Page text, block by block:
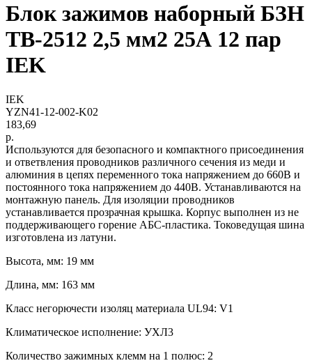
Блок зажимов наборный БЗН
ТВ-2512 2,5 мм2 25А 12 пар
IEK
IEK
YZN41-12-002-K02
183,69
р.
Используются для безопасного и компактного присоединения
и ответвления проводников различного сечения из меди и
алюминия в цепях переменного тока напряжением до 660В и
постоянного тока напряжением до 440В. Устанавливаются на
монтажную панель. Для изоляции проводников
устанавливается прозрачная крышка. Корпус выполнен из не
поддерживающего горение АБС-пластика. Токоведущая шина
изготовлена из латуни.
Высота, мм: 19 мм
Длина, мм: 163 мм
Класс негорючести изоляц материала UL94: V1
Климатическое исполнение: УХЛ3
Количество зажимных клемм на 1 полюс: 2